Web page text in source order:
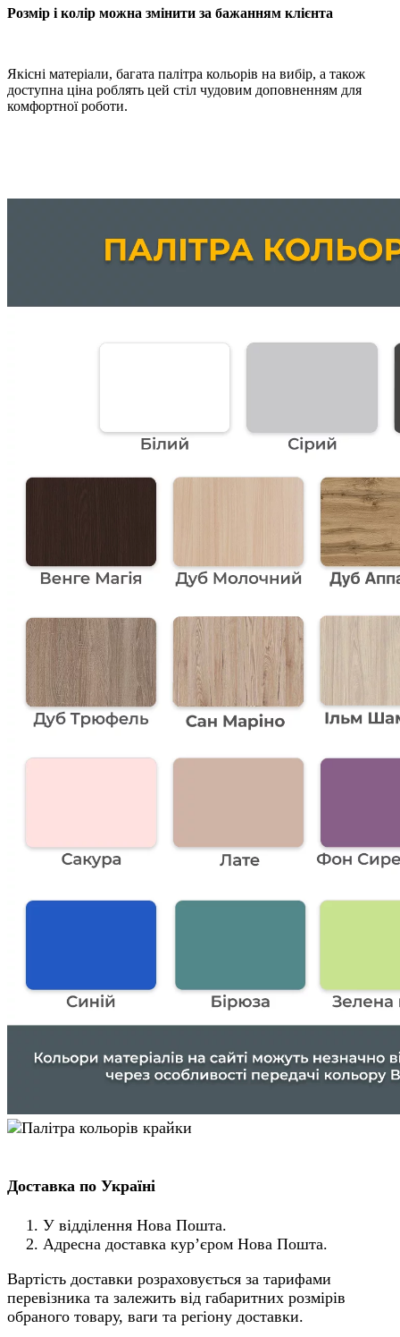
Розмір і колір можна змінити за бажанням клієнта
Якісні матеріали, багата палітра кольорів на вибір, а також
доступна ціна роблять цей стіл чудовим доповненням для
комфортної роботи.
Доставка по Україні
У відділення Нова Пошта.
Адресна доставка кур’єром Нова Пошта.
Вартість доставки розраховується за тарифами
перевізника та залежить від габаритних розмірів
обраного товару, ваги та регіону доставки.